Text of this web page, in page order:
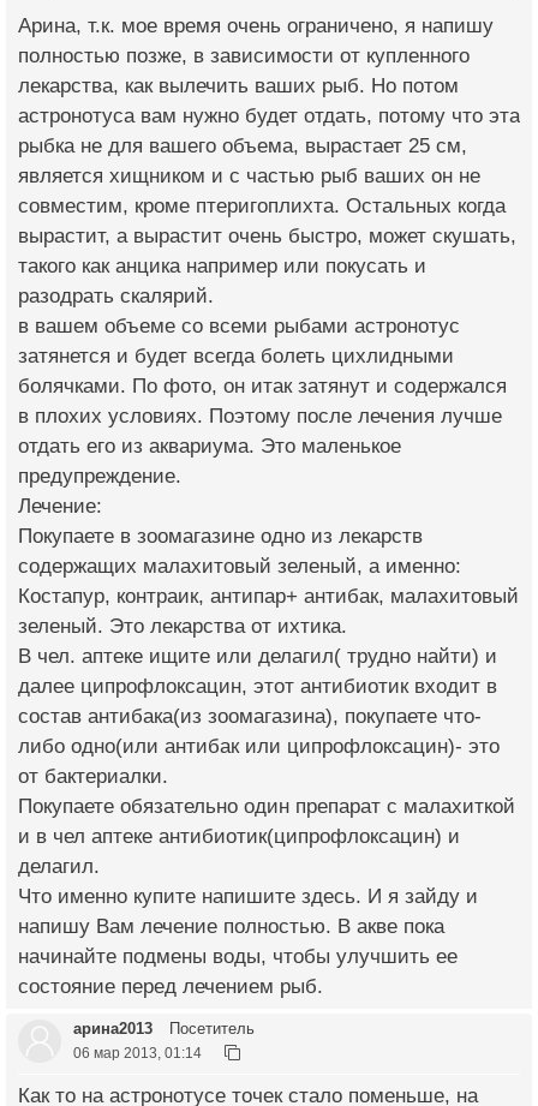
Арина, т.к. мое время очень ограничено, я напишу
полностью позже, в зависимости от купленного
лекарства, как вылечить ваших рыб. Но потом
астронотуса вам нужно будет отдать, потому что эта
рыбка не для вашего объема, вырастает 25 см,
является хищником и с частью рыб ваших он не
совместим, кроме птеригоплихта. Остальных когда
вырастит, а вырастит очень быстро, может скушать,
такого как анцика например или покусать и
разодрать скалярий.
в вашем объеме со всеми рыбами астронотус
затянется и будет всегда болеть цихлидными
болячками. По фото, он итак затянут и содержался
в плохих условиях. Поэтому после лечения лучше
отдать его из аквариума. Это маленькое
предупреждение.
Лечение:
Покупаете в зоомагазине одно из лекарств
содержащих малахитовый зеленый, а именно:
Костапур, контраик, антипар+ антибак, малахитовый
зеленый. Это лекарства от ихтика.
В чел. аптеке ищите или делагил( трудно найти) и
далее ципрофлоксацин, этот антибиотик входит в
состав антибака(из зоомагазина), покупаете что-
либо одно(или антибак или ципрофлоксацин)- это
от бактериалки.
Покупаете обязательно один препарат с малахиткой
и в чел аптеке антибиотик(ципрофлоксацин) и
делагил.
Что именно купите напишите здесь. И я зайду и
напишу Вам лечение полностью. В акве пока
начинайте подмены воды, чтобы улучшить ее
состояние перед лечением рыб.
арина2013 Посетитель
06 мар 2013, 01:14
Как то на астронотусе точек стало поменьше, на